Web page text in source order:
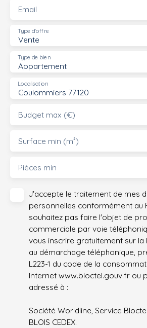
Email
Vente
Type d'offre
Appartement
Type de bien
Coulommiers 77120
Localisation
Budget max (€)
Surface min (m²)
Pièces min
J'accepte le traitement de mes
personnelles conformément au
souhaitez pas faire l'objet de
commerciale par voie
vous inscrire gratuitement sur
au démarchage téléphonique,
L223-1 du code de la
Internet www.bloctel.gouv.fr ou
adressé à :
Société Worldline, Service Bloctel,
BLOIS CEDEX.